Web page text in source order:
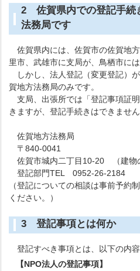
2 佐賀県内での登記手続
法務局です
佐賀県内には、佐賀市の佐賀地
里市、武雄市に支局が、鳥栖市に
しかし、法人登記（変更登記）
賀地方法務局のみです。
支局、出張所では「登記事項証
きますが、登記手続きはできません
佐賀地方法務局
〒840-0041
佐賀市城内二丁目10-20 （建物
登記部門TEL 0952-26-2184
（登記についての相談は事前予約
ください。）
3 登記事項とは何か
登記すべき事項とは、以下の内容
【NPO法人の登記事項】